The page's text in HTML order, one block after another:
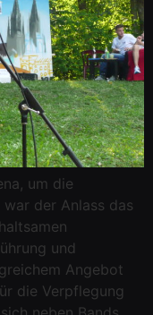
um die
der Anlass das
und
Angebot
die Verpflegung